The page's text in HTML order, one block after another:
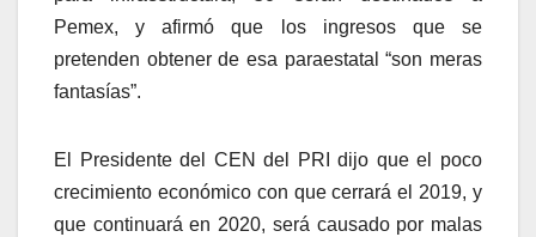
Pemex, y afirmó que los ingresos que se
pretenden obtener de esa paraestatal “son meras
fantasías”.
El Presidente del CEN del PRI dijo que el poco
crecimiento económico con que cerrará el 2019, y
que continuará en 2020, será causado por malas